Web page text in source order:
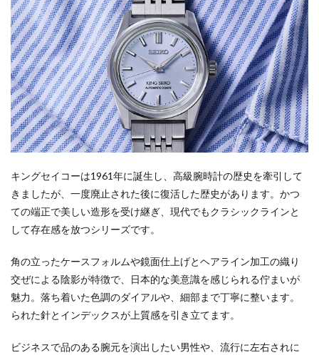
キングセイコーは1961年に誕生し、高級腕時計の歴史を牽引して
きましたが、一度廃止された後に復活した歴史があります。かつ
ての端正で美しい造形を受け継ぎ、現代でもクラシックラインと
して存在感を放つシリーズです。
角の立ったケースフォルムや鏡面仕上げとヘアライン加工の織り
交ぜによる陰影が特徴で、日本的な美意識を感じられる佇まいが
魅力。落ち着いた色調のダイアルや、細部まで丁寧に整います。
られた針とインデックスが上質感を引き立てます。
ビジネスで品のある腕元を演出したい男性や、流行に左右されに